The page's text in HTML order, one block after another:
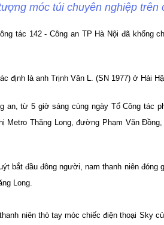
móc túi chuyên nghiệp
tác 142 - Công an TP Hà Nội đã khống
định là anh Trịnh Văn L. (SN 1977) ở Hải
an, từ 5 giờ sáng cùng ngày Tổ Công tác
Metro Thăng Long, đường Phạm Văn
bắt đầu đông người, nam thanh niên đóng
Long.
niên thò tay móc chiếc điện thoại Sky